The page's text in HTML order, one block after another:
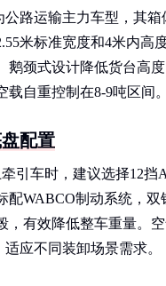
公路运输主力车型，其
米标准宽度和4米内高
鹅颈式设计降低货台高
载自重控制在8-9吨区间。
配置
引车时，建议选择12挡
配WABCO制动系统，双
，有效降低整车重量。
应不同装卸场景需求。